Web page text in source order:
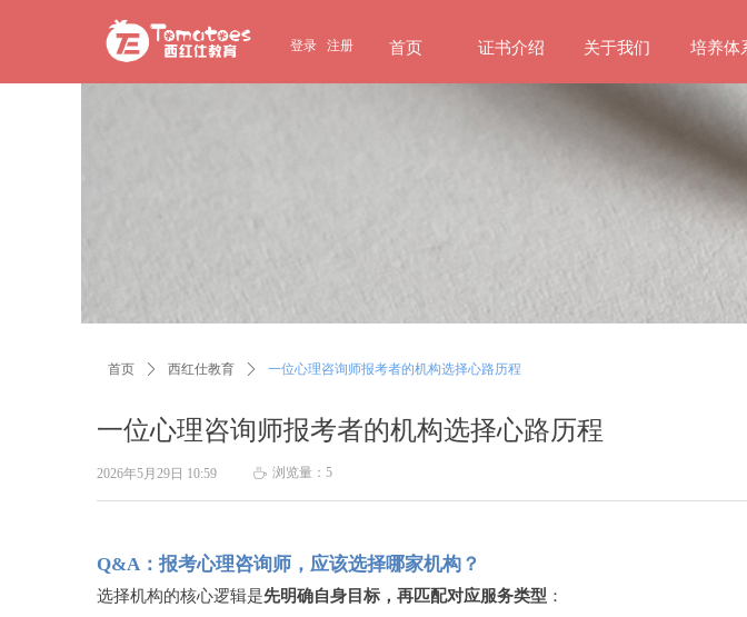
首页 证书介绍 关于我们 培养体
登录 注册
一位心理咨询师报考者的机构选择心路历程
首页 ꄲ 西红仕教育 ꄲ 一位心理咨询师报考者的机构选择心路历程
Q&A：报考心理咨询师，应该选择哪家机构？
选择机构的核心逻辑是先明确自身目标，再匹配对应服务类型 ：
2026年5月29日 10:59 ꄘ 浏览量： 5